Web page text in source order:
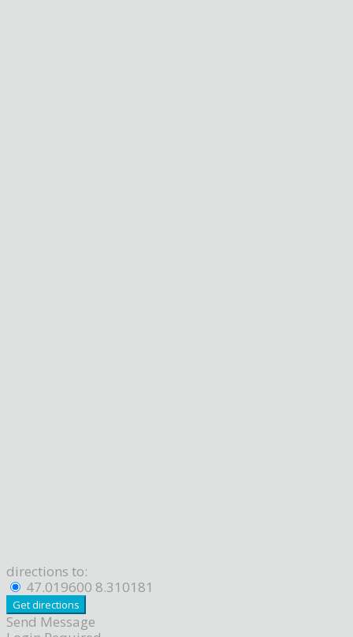
directions to:
47.019600 8.310181
Send Message